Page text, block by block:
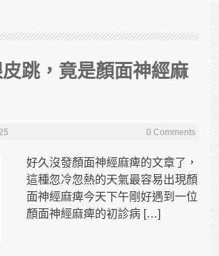
跳，竟是顏面神經麻
0 Comments
好久沒發顏面神經麻痺的文章了，
這種忽冷忽熱的天氣最容易出現顏
面神經麻痺今天下午剛好遇到一位
顏面神經麻痺的初診病 […]